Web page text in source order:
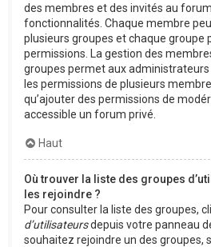
des membres et des invités au
fonctionnalités. Chaque membre
plusieurs groupes et chaque groupe
permissions. La gestion des
groupes permet aux
les permissions de plusieurs
qu’ajouter des permissions de
accessible un forum privé.
Haut
Où trouver la liste des groupes
les rejoindre ?
Pour consulter la liste des groupes,
d’utilisateursdepuis votre panneau
souhaitez rejoindre un des groupes,